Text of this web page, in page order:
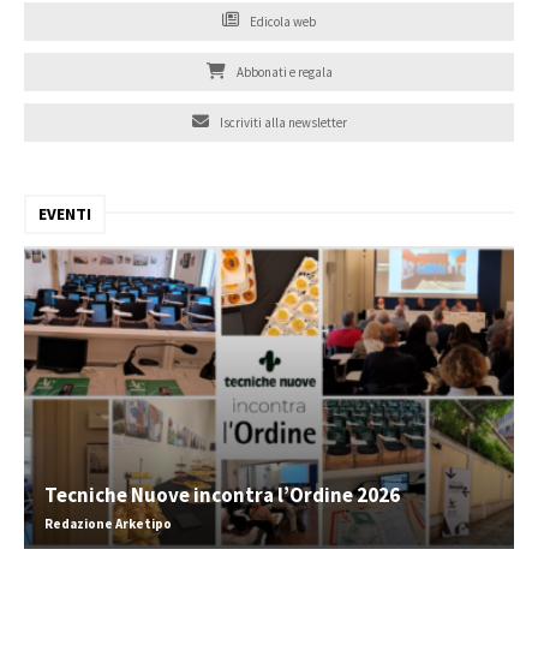
Edicola web
Abbonati e regala
Iscriviti alla newsletter
EVENTI
Tecniche Nuove incontra l’Ordine 2026
Redazione Arketipo